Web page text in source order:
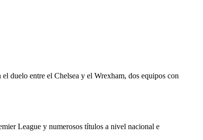
duelo entre el Chelsea y el Wrexham, dos equipos con
League y numerosos títulos a nivel nacional e